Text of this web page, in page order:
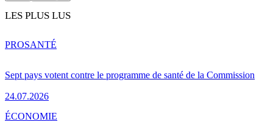
LES PLUS LUS
Sept pays votent contre le programme de santé de la Commission
24.07.2026
PROSANTÉ
ÉCONOMIE